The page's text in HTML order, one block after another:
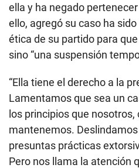
ella y ha negado
ello, agregó su caso ha
ética de su partido para
sino “una suspensión
“Ella tiene el derecho a la
Lamentamos que sea un
los principios que nosotros,
mantenemos.
presuntas prácticas
Pero nos llama la atención